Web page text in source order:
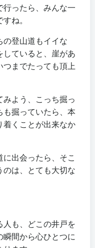
行ったら、みんな一
ね。
の登山道もイイな
していると、崖があ
つまでたっても頂上
よう、こっち掘っ
も掘っていたら、本
着くことが出来なか
出会ったら、そこ
のは、とても大切な
人も、どこの井戸を
間から心ひとつに